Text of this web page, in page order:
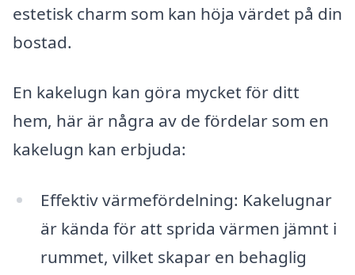
estetisk charm som kan höja värdet på din
bostad.
En kakelugn kan göra mycket för ditt
hem, här är några av de fördelar som en
kakelugn kan erbjuda:
Effektiv värmefördelning: Kakelugnar
är kända för att sprida värmen jämnt i
rummet, vilket skapar en behaglig